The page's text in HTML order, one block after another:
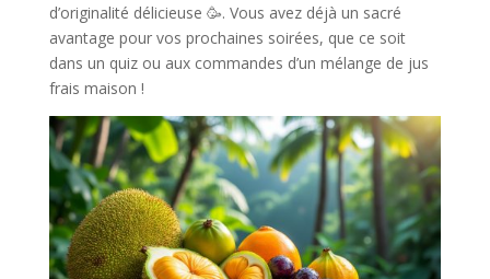
d’originalité délicieuse 🥳. Vous avez déjà un sacré
avantage pour vos prochaines soirées, que ce soit
dans un quiz ou aux commandes d’un mélange de jus
frais maison !